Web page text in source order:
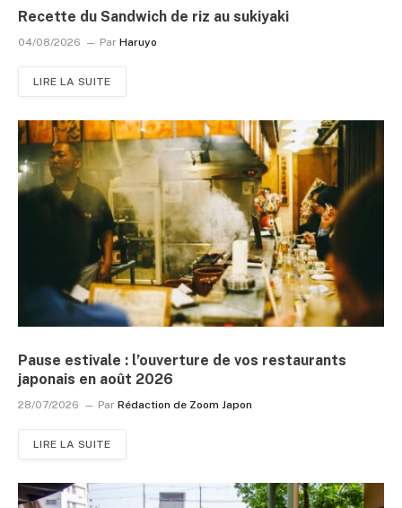
Recette du Sandwich de riz au sukiyaki
04/08/2026 Par Haruyo
LIRE LA SUITE
Pause estivale : l’ouverture de vos restaurants
japonais en août 2026
28/07/2026 Par Rédaction de Zoom Japon
LIRE LA SUITE